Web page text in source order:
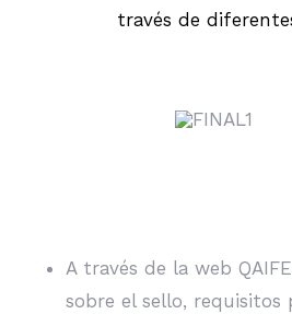
través de
A través de la web
sobre el sello, requisitos